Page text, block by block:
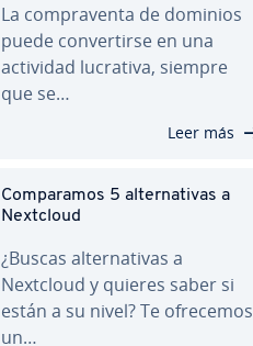
La co­m­pra­ve­n­ta de dominios
puede co­n­ve­r­ti­r­se en una
actividad lucrativa, siempre
que se…
Leer más
Co­m­pa­ra­mos 5 al­te­r­na­ti­vas a
Nextcloud
¿Buscas al­te­r­na­ti­vas a
Nextcloud y quieres saber si
están a su nivel? Te ofrecemos
un…